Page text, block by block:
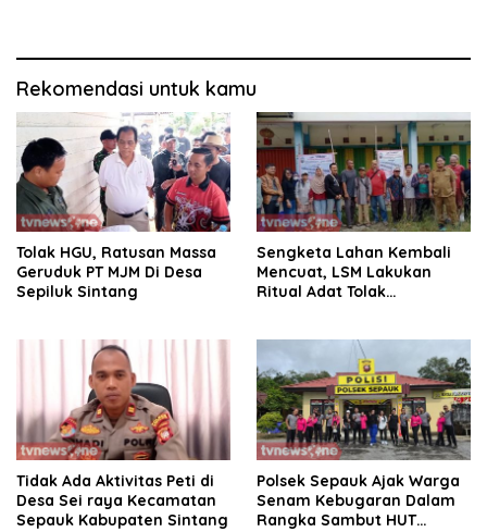
Rekomendasi untuk kamu
Tolak HGU, Ratusan Massa
Geruduk PT MJM Di Desa
Sepiluk Sintang
Sengketa Lahan Kembali
Mencuat, LSM Lakukan
Ritual Adat Tolak
Tidak Ada Aktivitas Peti di
Desa Sei raya Kecamatan
Sepauk Kabupaten Sintang
Polsek Sepauk Ajak Warga
Senam Kebugaran Dalam
Rangka Sambut HUT